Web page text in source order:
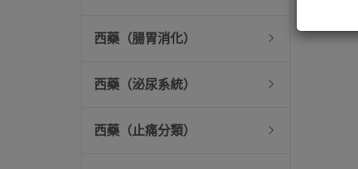
西藥（腸胃消化）
西藥（泌尿系統）
西藥（止痛分類）